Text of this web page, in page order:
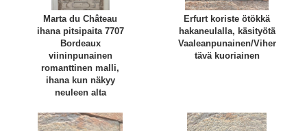
Marta du Château
ihana pitsipaita 7707
Bordeaux
viininpunainen
romanttinen malli,
ihana kun näkyy
neuleen alta
Erfurt koriste ötökkä
hakaneulalla, käsityötä
Vaaleanpunainen/Viher
tävä kuoriainen